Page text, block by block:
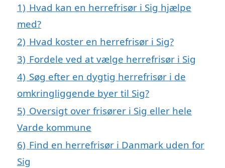
1) Hvad kan en herrefrisør i Sig hjælpe
med?
2) Hvad koster en herrefrisør i Sig?
3) Fordele ved at vælge herrefrisør i Sig
4) Søg efter en dygtig herrefrisør i de
omkringliggende byer til Sig?
5) Oversigt over frisører i Sig eller hele
Varde kommune
6) Find en herrefrisør i Danmark uden for
Sig